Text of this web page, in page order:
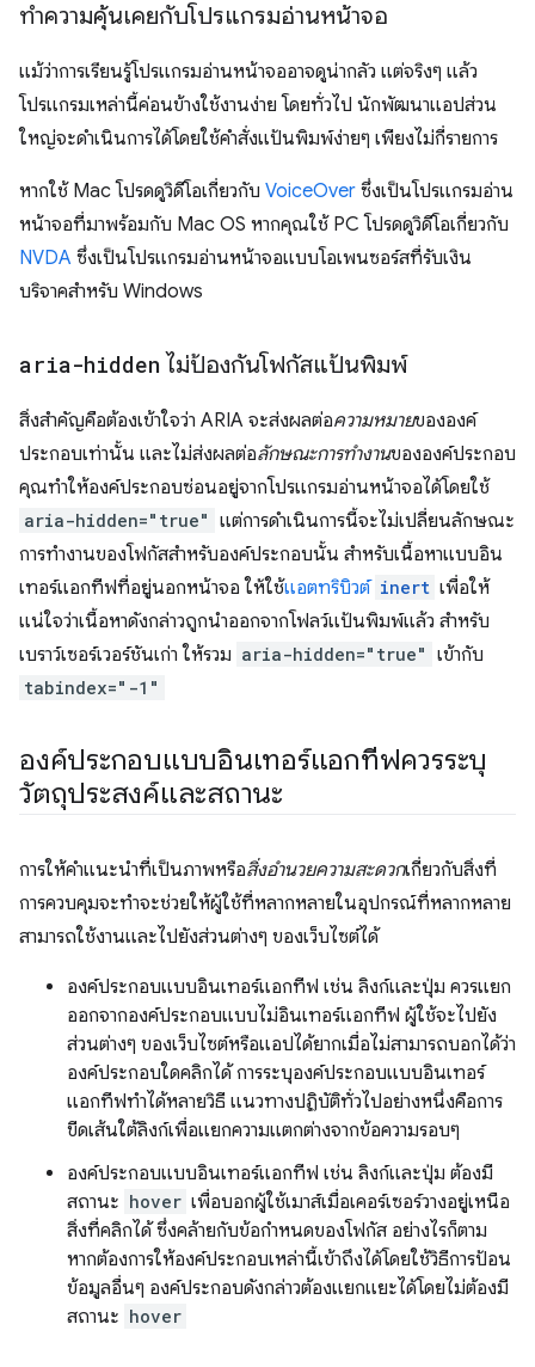
ทำความคุ้นเคยกับโปรแกรมอ่านหน้าจอ
แม้ว่าการเรียนรู้โปรแกรมอ่านหน้าจออาจดูน่ากลัว แต่จริงๆ แล้ว
โปรแกรมเหล่านี้ค่อนข้างใช้งานง่าย โดยทั่วไป นักพัฒนาแอปส่วน
ใหญ่จะดำเนินการได้โดยใช้คำสั่งแป้นพิมพ์ง่ายๆ เพียงไม่กี่รายการ
หากใช้ Mac โปรดดูวิดีโอเกี่ยวกับ VoiceOver ซึ่งเป็นโปรแกรมอ่าน
หน้าจอที่มาพร้อมกับ Mac OS หากคุณใช้ PC โปรดดูวิดีโอเกี่ยวกับ
NVDA ซึ่งเป็นโปรแกรมอ่านหน้าจอแบบโอเพนซอร์สที่รับเงิน
บริจาคสำหรับ Windows
aria-hidden ไม่ป้องกันโฟกัสแป้นพิมพ์
สิ่งสำคัญคือต้องเข้าใจว่า ARIA จะส่งผลต่อความหมายขององค์
ประกอบเท่านั้น และไม่ส่งผลต่อลักษณะการทำงานขององค์ประกอบ
คุณทำให้องค์ประกอบซ่อนอยู่จากโปรแกรมอ่านหน้าจอได้โดยใช้
aria-hidden="true" แต่การดำเนินการนี้จะไม่เปลี่ยนลักษณะ
การทำงานของโฟกัสสำหรับองค์ประกอบนั้น สำหรับเนื้อหาแบบอิน
เทอร์แอกทีฟที่อยู่นอกหน้าจอ ให้ใช้แอตทริบิวต์ inert เพื่อให้
แน่ใจว่าเนื้อหาดังกล่าวถูกนำออกจากโฟลว์แป้นพิมพ์แล้ว สําหรับ
เบราว์เซอร์เวอร์ชันเก่า ให้รวม aria-hidden="true" เข้ากับ
tabindex="-1"
องค์ประกอบแบบอินเทอร์แอกทีฟควรระบุ
วัตถุประสงค์และสถานะ
การให้คำแนะนำที่เป็นภาพหรือสิ่งอำนวยความสะดวกเกี่ยวกับสิ่งที่
การควบคุมจะทำจะช่วยให้ผู้ใช้ที่หลากหลายในอุปกรณ์ที่หลากหลาย
สามารถใช้งานและไปยังส่วนต่างๆ ของเว็บไซต์ได้
องค์ประกอบแบบอินเทอร์แอกทีฟ เช่น ลิงก์และปุ่ม ควรแยก
ออกจากองค์ประกอบแบบไม่อินเทอร์แอกทีฟ ผู้ใช้จะไปยัง
ส่วนต่างๆ ของเว็บไซต์หรือแอปได้ยากเมื่อไม่สามารถบอกได้ว่า
องค์ประกอบใดคลิกได้ การระบุองค์ประกอบแบบอินเทอร์
แอกทีฟทำได้หลายวิธี แนวทางปฏิบัติทั่วไปอย่างหนึ่งคือการ
ขีดเส้นใต้ลิงก์เพื่อแยกความแตกต่างจากข้อความรอบๆ
องค์ประกอบแบบอินเทอร์แอกทีฟ เช่น ลิงก์และปุ่ม ต้องมี
สถานะ hover เพื่อบอกผู้ใช้เมาส์เมื่อเคอร์เซอร์วางอยู่เหนือ
สิ่งที่คลิกได้ ซึ่งคล้ายกับข้อกำหนดของโฟกัส อย่างไรก็ตาม
หากต้องการให้องค์ประกอบเหล่านี้เข้าถึงได้โดยใช้วิธีการป้อน
ข้อมูลอื่นๆ องค์ประกอบดังกล่าวต้องแยกแยะได้โดยไม่ต้องมี
สถานะ hover